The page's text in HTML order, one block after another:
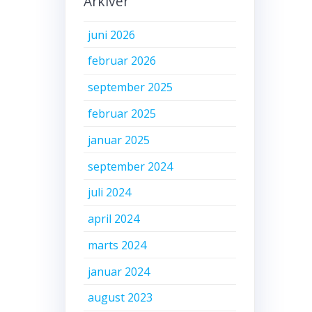
juni 2026
februar 2026
september 2025
februar 2025
januar 2025
september 2024
juli 2024
april 2024
marts 2024
januar 2024
august 2023